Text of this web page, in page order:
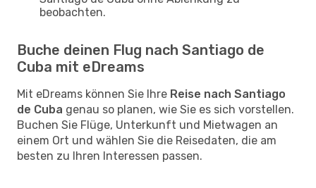
beobachten.
Buche deinen Flug nach Santiago de
Cuba mit eDreams
Mit eDreams können Sie Ihre Reise nach Santiago
de Cuba genau so planen, wie Sie es sich vorstellen.
Buchen Sie Flüge, Unterkunft und Mietwagen an
einem Ort und wählen Sie die Reisedaten, die am
besten zu Ihren Interessen passen.